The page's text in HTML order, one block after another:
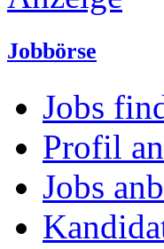
Jobbörse
Jobs
Profil
Jobs